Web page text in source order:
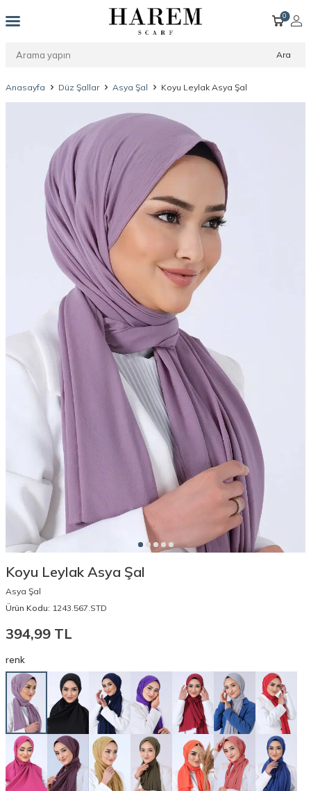
Ara
0
Anasayfa Düz Şallar Asya Şal Koyu Leylak Asya Şal
Koyu Leylak Asya Şal
Asya Şal
Ürün Kodu: 1243.567.STD
394,99 TL
renk